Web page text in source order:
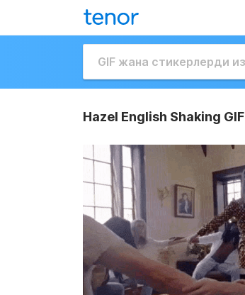
Hazel English Shaking GIF